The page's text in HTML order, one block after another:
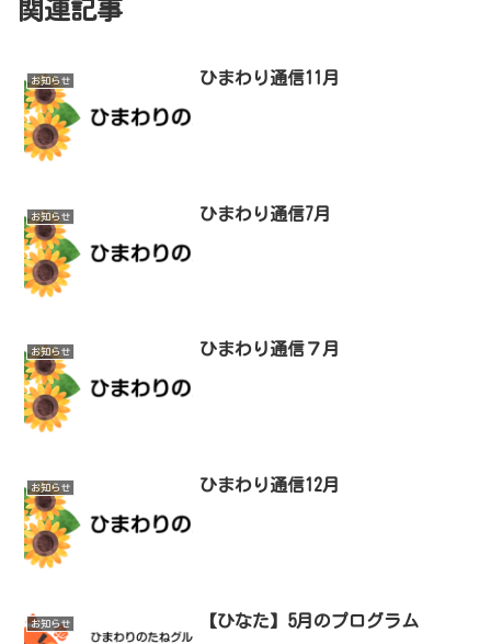
関連記事
お知らせ ひまわり通信11月
お知らせ ひまわり通信7月
お知らせ ひまわり通信７月
お知らせ ひまわり通信12月
お知らせ 【ひなた】5月のプログラム